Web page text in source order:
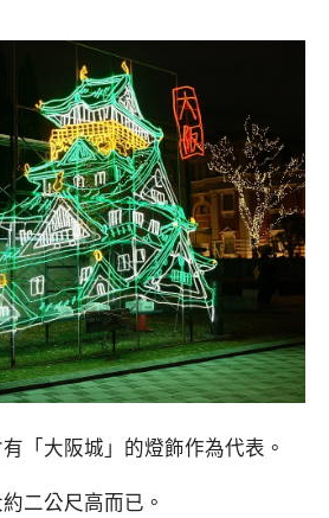
「大阪城」的燈飾作為代表。
二公尺高而已。